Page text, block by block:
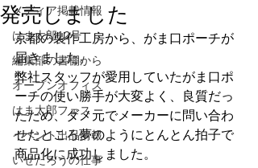
メディア掲載情報
はま太郎12号
編集部の書棚から
オープンオフィス
はま太郎フェス
イベント出品情報
いせたろうの仕事
発売しました
京都の製作工房から、がま口ポーチが
届きました。
弊社スタッフが愛用していたがま口ポ
ーチの使い勝手が大変よく、良質だっ
たため、ダメ元でメーカーに問い合わ
せたところ夢のようにとんとん拍子で
商品化に成功しました。